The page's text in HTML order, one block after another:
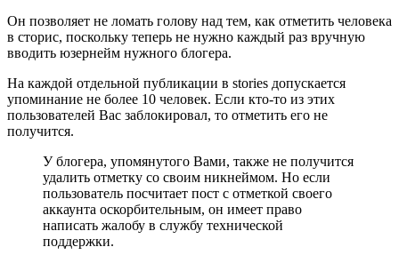
Он позволяет не ломать голову над тем, как отметить человека
в сторис, поскольку теперь не нужно каждый раз вручную
вводить юзернейм нужного блогера.
На каждой отдельной публикации в stories допускается
упоминание не более 10 человек. Если кто-то из этих
пользователей Вас заблокировал, то отметить его не
получится.
У блогера, упомянутого Вами, также не получится
удалить отметку со своим никнеймом. Но если
пользователь посчитает пост с отметкой своего
аккаунта оскорбительным, он имеет право
написать жалобу в службу технической
поддержки.